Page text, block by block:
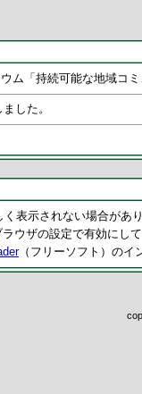
ム「持続可能な地域コ
した。
表示されない場合があり
ウザの設定で有効にして
（フリーソフト）のイ